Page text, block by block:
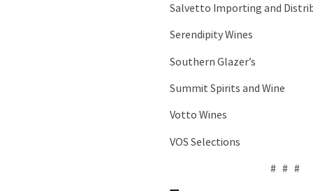
Salvetto Importing and
Serendipity Wines
Southern Glazer’s
Summit Spirits and Wine
Votto Wines
VOS Selections
# # #